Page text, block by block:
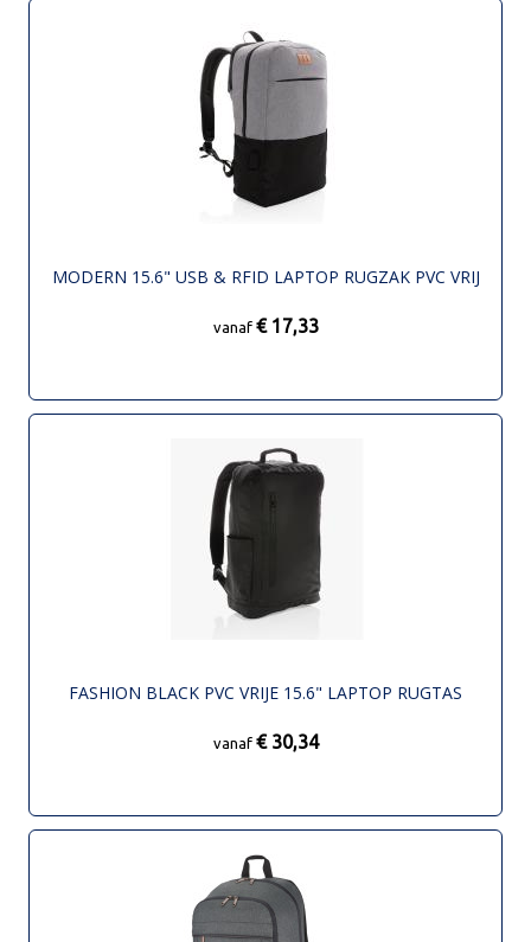
MODERN 15.6" USB & RFID LAPTOP RUGZAK PVC VRIJ
vanaf € 17,33
FASHION BLACK PVC VRIJE 15.6" LAPTOP RUGTAS
vanaf € 30,34